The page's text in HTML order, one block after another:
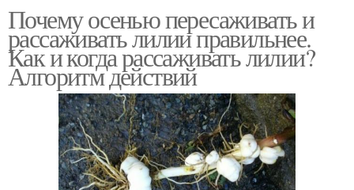
Почему осенью пересаживать и
рассаживать лилии правильнее.
Как и когда рассаживать лилии?
Алгоритм действий